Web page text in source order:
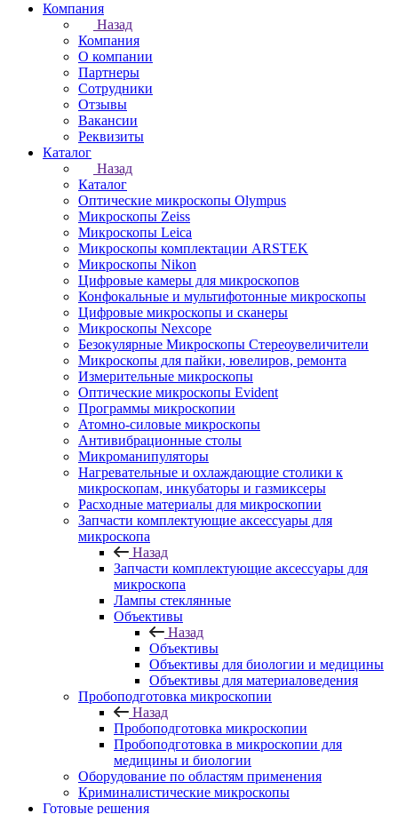
Компания
Назад
Компания
О компании
Партнеры
Сотрудники
Отзывы
Вакансии
Реквизиты
Каталог
Назад
Каталог
Оптические микроскопы Olympus
Микроскопы Zeiss
Микроскопы Leica
Микроскопы комплектации ARSTEK
Микроскопы Nikon
Цифровые камеры для микроскопов
Конфокальные и мультифотонные микроскопы
Цифровые микроскопы и сканеры
Микроскопы Nexcope
Безокулярные Микроскопы Стереоувеличители
Микроскопы для пайки, ювелиров, ремонта
Измерительные микроскопы
Оптические микроскопы Evident
Программы микроскопии
Атомно-силовые микроскопы
Антивибрационные столы
Микроманипуляторы
Нагревательные и охлаждающие столики к
микроскопам, инкубаторы и газмиксеры
Расходные материалы для микроскопии
Запчасти комплектующие аксессуары для
микроскопа
Назад
Запчасти комплектующие аксессуары для
микроскопа
Лампы стеклянные
Объективы
Назад
Объективы
Объективы для биологии и медицины
Объективы для материаловедения
Пробоподготовка микроскопии
Назад
Пробоподготовка микроскопии
Пробоподготовка в микроскопии для
медицины и биологии
Оборудование по областям применения
Криминалистические микроскопы
Готовые решения